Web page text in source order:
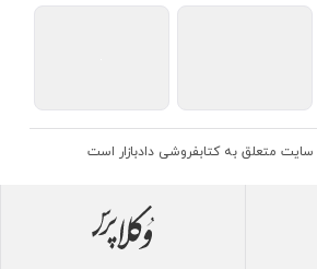
به منظور ارائه مطمئن ترین خدمات مجموعه بسیار کامل و
عرضه کرده ایم. علاوه بر این با بهره گیری از فناوری
با اطمینان کافی و به اتکای اعتبار این مجموعه قدیمی کتاب و
متعلق به کتابفروشی دادبازار است